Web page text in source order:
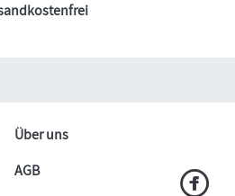
Über uns
AGB